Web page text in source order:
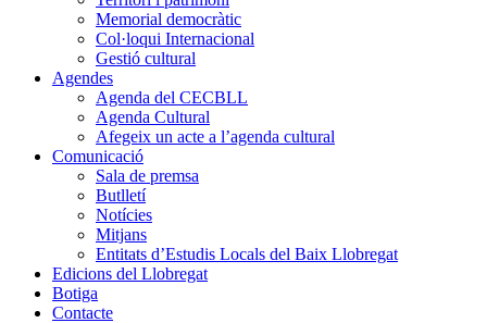
Memorial democràtic
Col·loqui Internacional
Gestió cultural
Agendes
Agenda del CECBLL
Agenda Cultural
Afegeix un acte a l’agenda cultural
Comunicació
Sala de premsa
Butlletí
Notícies
Mitjans
Entitats d’Estudis Locals del Baix Llobregat
Edicions del Llobregat
Botiga
Contacte